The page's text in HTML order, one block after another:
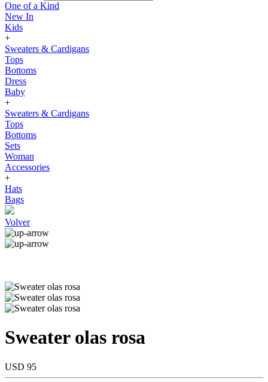
One of a Kind
New In
Kids
+
Sweaters & Cardigans
Tops
Bottoms
Dress
Baby
+
Sweaters & Cardigans
Tops
Bottoms
Sets
Woman
Accessories
+
Hats
Bags
Volver
Sweater olas rosa
USD 95